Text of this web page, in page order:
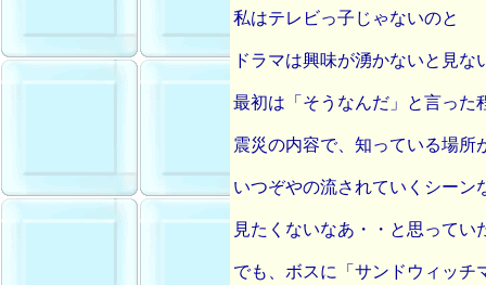
私はテレビっ子じゃないのと
ドラマは興味が湧かないと見な
最初は「そうなんだ」と言った
震災の内容で、知っている場所
いつぞやの流されていくシーン
見たくないなあ・・と思ってい
でも、ボスに「サンドウィッチ